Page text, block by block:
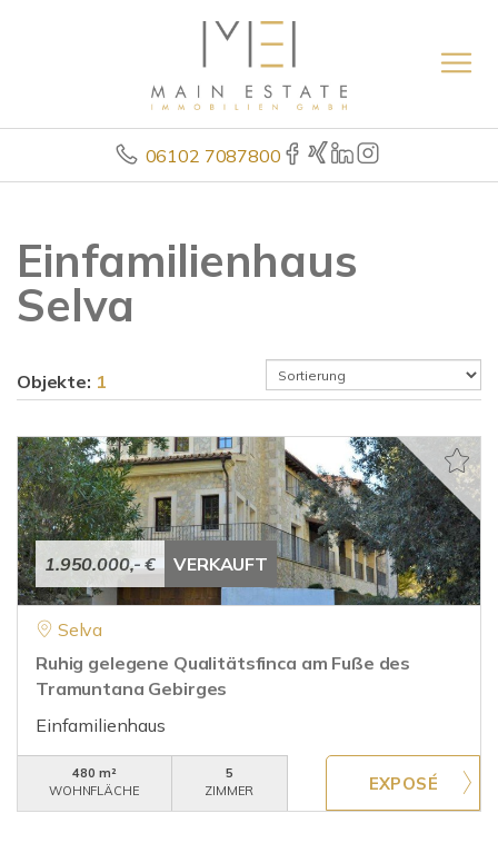
06102 7087800
Einfamilienhaus
Selva
Objekte: 1
1.950.000,- € VERKAUFT
Selva
Ruhig gelegene Qualitätsfinca am Fuße des
Tramuntana Gebirges
Einfamilienhaus
480 m²
WOHNFLÄCHE
5
ZIMMER